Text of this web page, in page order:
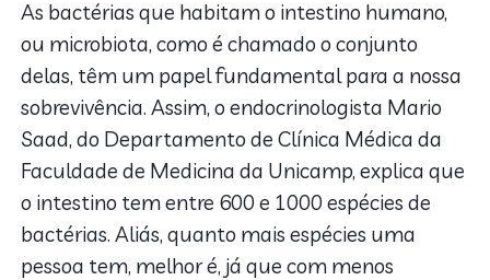
As bactérias que habitam o intestino humano,
ou microbiota, como é chamado o conjunto
delas, têm um papel fundamental para a nossa
sobrevivência. Assim, o endocrinologista Mario
Saad, do Departamento de Clínica Médica da
Faculdade de Medicina da Unicamp, explica que
o intestino tem entre 600 e 1000 espécies de
bactérias. Aliás, quanto mais espécies uma
pessoa tem, melhor é, já que com menos